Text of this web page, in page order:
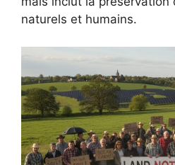
naturels et humains.